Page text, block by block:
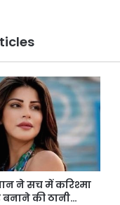
ने सच में करिश्मा
की ठानी…